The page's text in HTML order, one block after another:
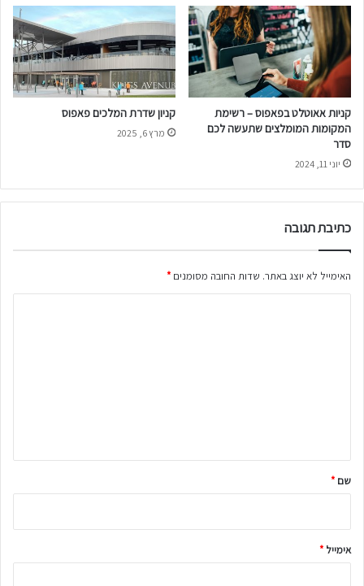
קניות אאוטלט בפאפוס – רשימת
המקומות המומלצים שתעשה לכם
סדר
יוני 11, 2024
קניון שדרת המלכים פאפוס
מרץ 6, 2025
כתיבת תגובה
האימייל לא יוצג באתר. שדות החובה מסומנים *
ל
שם *
אימייל *